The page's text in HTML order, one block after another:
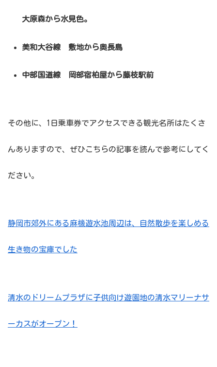
大原森から水見色。
美和大谷線 敷地から奥長島
中部国道線 岡部宿柏屋から藤枝駅前
その他に、1日乗車券でアクセスできる観光名所はたくさ
んありますので、ぜひこちらの記事を読んで参考にしてく
ださい。
静岡市郊外にある麻機遊水池周辺は、自然散歩を楽しめる
生き物の宝庫でした
清水のドリームプラザに子供向け遊園地の清水マリーナサ
ーカスがオープン！